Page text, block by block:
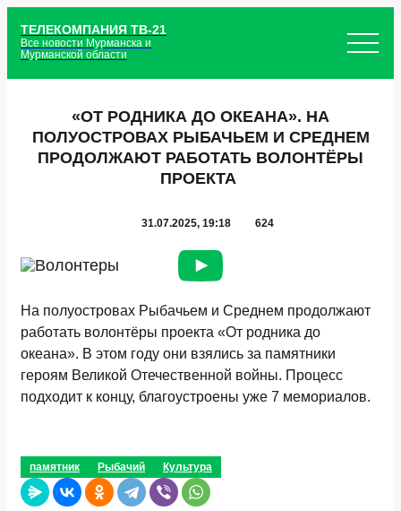
ТЕЛЕКОМПАНИЯ ТВ-21
Все новости Мурманска и
Мурманской области
«ОТ РОДНИКА ДО ОКЕАНА». НА
ПОЛУОСТРОВАХ РЫБАЧЬЕМ И СРЕДНЕМ
ПРОДОЛЖАЮТ РАБОТАТЬ ВОЛОНТЁРЫ
ПРОЕКТА
31.07.2025, 19:18 624
На полуостровах Рыбачьем и Среднем продолжают
работать волонтёры проекта «От родника до
океана». В этом году они взялись за памятники
героям Великой Отечественной войны. Процесс
подходит к концу, благоустроены уже 7 мемориалов.
памятник Рыбачий Культура